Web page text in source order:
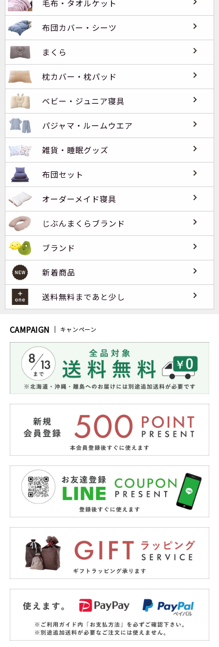
毛布・タオルケット
布団カバー・シーツ
まくら
枕カバー・枕パッド
ベビー・ジュニア寝具
パジャマ・ルームウエア
雑貨・睡眠グッズ
布団セット
オーダーメイド寝具
じぶんまくらブランド
ブランド
新着商品
送料無料まであと少し
CAMPAIGN キャンペーン